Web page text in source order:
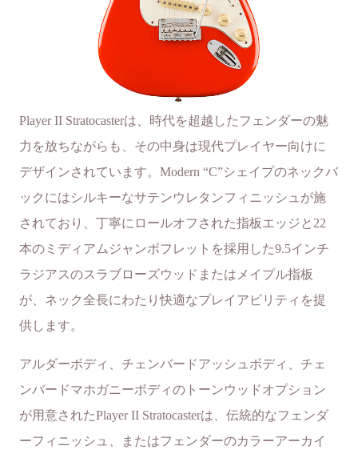
Player II Stratocasterは、時代を超越したフェンダーの魅
力を放ちながらも、その中身は現代プレイヤー向けに
デザインされています。Modern “C”シェイプのネックバ
ックにはシルキーなサテンウレタンフィニッシュが施
されており、丁寧にロールオフされた指板エッジと22
本のミディアムジャンボフレットを採用した9.5インチ
ラジアスのスラブローズウッドまたはメイプル指板
が、ネック全長にわたり快適なプレイアビリティを提
供します。
アルダーボディ、チェンバードアッシュボディ、チェ
ンバードマホガニーボディのトーンウッドオプション
が用意されたPlayer II Stratocasterは、伝統的なフェンダ
ーフィニッシュ、またはフェンダーのカラーアーカイ